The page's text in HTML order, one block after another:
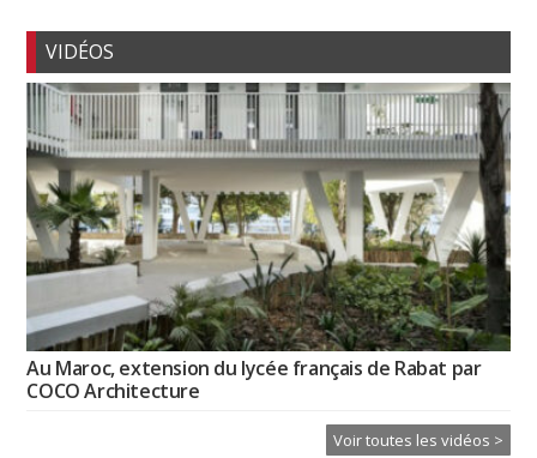
VIDÉOS
Au Maroc, extension du lycée français de Rabat par
COCO Architecture
Voir toutes les vidéos >